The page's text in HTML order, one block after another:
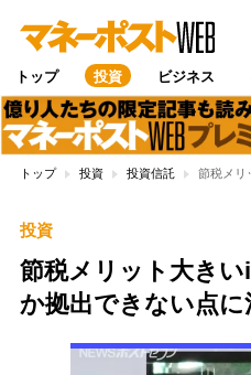
トップ 投資 ビジネス
トップ 投資 投資信託 節税メリ
投資
節税メリット大き
か拠出できない点に